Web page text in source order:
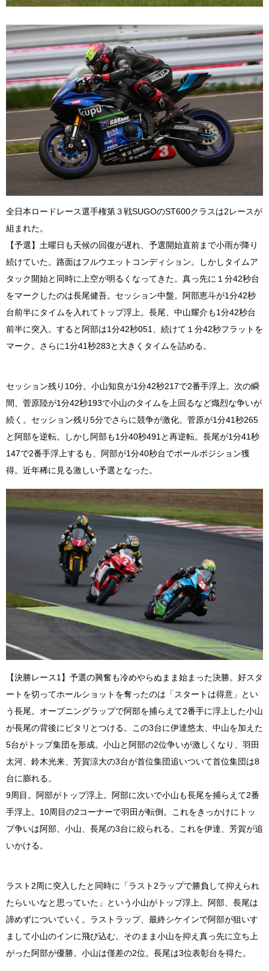
全日本ロードレース選手権第３戦SUGOのST600クラスは2レースが
組まれた。
【予選】土曜日も天候の回復が遅れ、予選開始直前まで小雨が降り
続けていた。路面はフルウエットコンディション。しかしタイムア
タック開始と同時に上空が明るくなってきた。真っ先に１分42秒台
をマークしたのは長尾健吾。セッション中盤。阿部恵斗が1分42秒
台前半にタイムを入れてトップ浮上。長尾、中山耀介も1分42秒台
前半に突入。すると阿部は1分42秒051、続けて１分42秒フラットを
マーク。さらに1分41秒283と大きくタイムを詰める。
セッション残り10分。小山知良が1分42秒217で2番手浮上。次の瞬
間、菅原陸が1分42秒193で小山のタイムを上回るなど熾烈な争いが
続く。セッション残り5分でさらに競争が激化。菅原が1分41秒265
と阿部を逆転。しかし阿部も1分40秒491と再逆転。長尾が1分41秒
147で2番手浮上するも、阿部が1分40秒台でポールポジション獲
得。近年稀に見る激しい予選となった。
【決勝レース1】予選の興奮も冷めやらぬまま始まった決勝。好スタ
ートを切ってホールショットを奪ったのは「スタートは得意」とい
う長尾。オープニングラップで阿部を捕らえて2番手に浮上した小山
が長尾の背後にピタリとつける。この3台に伊達悠太、中山を加えた
5台がトップ集団を形成。小山と阿部の2位争いが激しくなり、羽田
太河、鈴木光来、芳賀涼大の3台が首位集団追いついて首位集団は8
台に膨れる。
9周目。阿部がトップ浮上。阿部に次いで小山も長尾を捕らえて2番
手浮上。10周目の2コーナーで羽田が転倒。これをきっかけにトッ
プ争いは阿部、小山、長尾の3台に絞られる。これを伊達、芳賀が追
いかける。
ラスト2周に突入したと同時に「ラスト2ラップで勝負して抑えられ
たらいいなと思っていた」という小山がトップ浮上。阿部、長尾は
諦めずについていく。ラストラップ、最終シケインで阿部が狙いす
まして小山のインに飛び込む。そのまま小山を抑え真っ先に立ち上
がった阿部が優勝。小山は僅差の2位。長尾は3位表彰台を得た。